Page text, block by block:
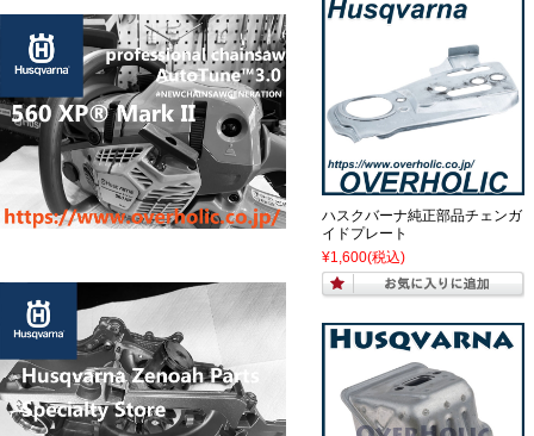
ハスクバーナ純正部品チェンガ
イドプレート
¥1,600(税込)